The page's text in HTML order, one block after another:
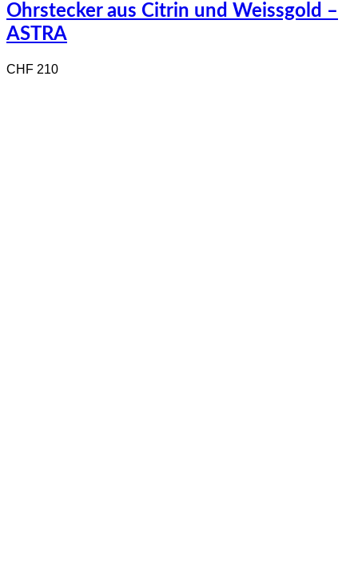
Ohrstecker aus Citrin und Weissgold –
ASTRA
CHF 210